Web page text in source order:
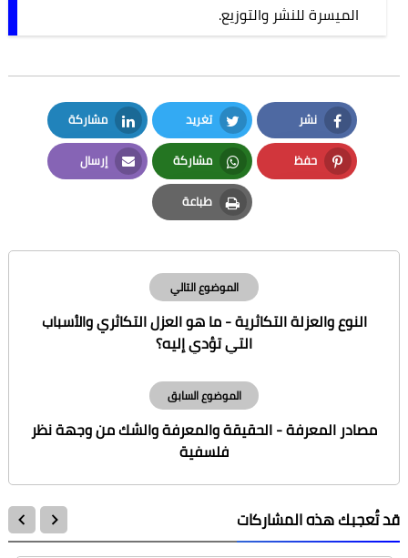
الميسرة للنشر والتوزيع.
نشر
Facebook
تغريد
Twitter
مشاركة
LinkedIn
حفظ
Pinterest
مشاركة
Whatsapp
إرسال
Email
طباعة
Print
الموضوع التالي
النوع والعزلة التكاثرية - ما هو العزل التكاثري والأسباب
التي تؤدي إليه؟
الموضوع السابق
مصادر المعرفة - الحقيقة والمعرفة والشك من وجهة نظر
فلسفية
قد تُعجبك هذه المشاركات